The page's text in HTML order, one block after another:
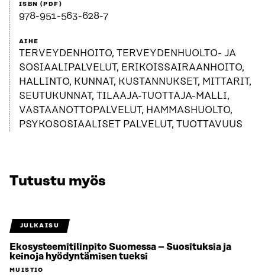
ISBN (PDF)
978-951-563-628-7
AIHE
TERVEYDENHOITO, TERVEYDENHUOLTO- JA
SOSIAALIPALVELUT, ERIKOISSAIRAANHOITO,
HALLINTO, KUNNAT, KUSTANNUKSET, MITTARIT,
SEUTUKUNNAT, TILAAJA-TUOTTAJA-MALLI,
VASTAANOTTOPALVELUT, HAMMASHUOLTO,
PSYKOSOSIAALISET PALVELUT, TUOTTAVUUS
Tutustu myös
JULKAISU
Ekosysteemitilinpito Suomessa – Suosituksia ja
keinoja hyödyntämisen tueksi
MUISTIO